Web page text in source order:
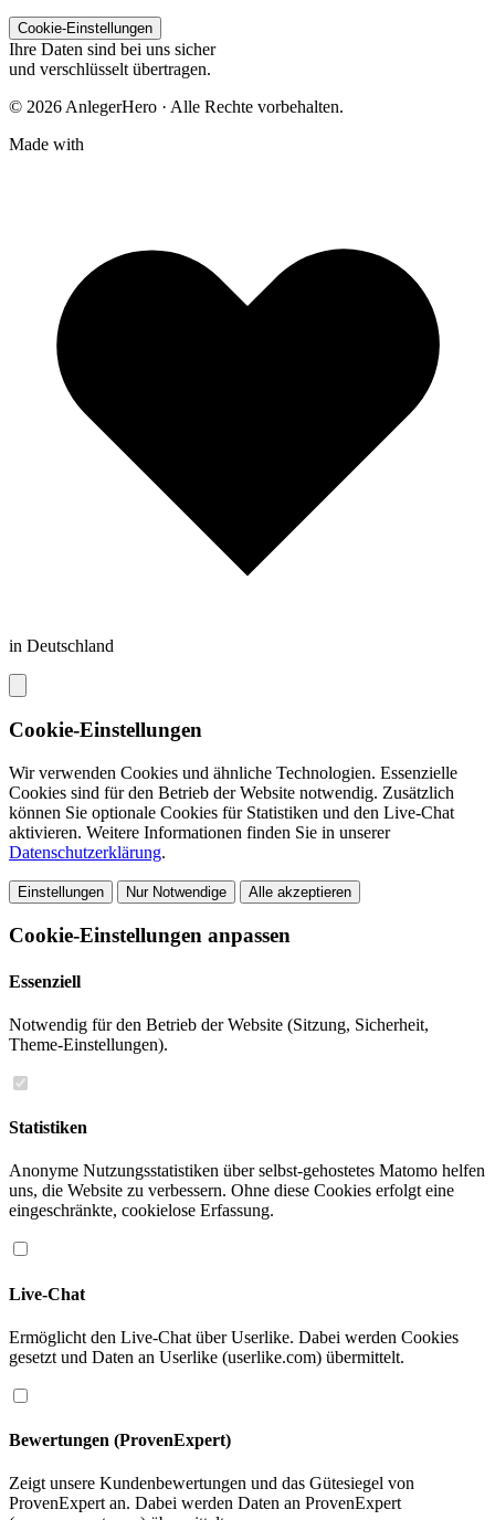
Cookie-Einstellungen
Ihre Daten sind bei uns sicher
und verschlüsselt übertragen.
© 2026 AnlegerHero · Alle Rechte vorbehalten.
Made with
in Deutschland
Cookie-Einstellungen
Wir verwenden Cookies und ähnliche Technologien. Essenzielle
Cookies sind für den Betrieb der Website notwendig. Zusätzlich
können Sie optionale Cookies für Statistiken und den Live-Chat
aktivieren. Weitere Informationen finden Sie in unserer
Datenschutzerklärung.
Einstellungen Nur Notwendige Alle akzeptieren
Cookie-Einstellungen anpassen
Essenziell
Notwendig für den Betrieb der Website (Sitzung, Sicherheit,
Theme-Einstellungen).
Statistiken
Anonyme Nutzungsstatistiken über selbst-gehostetes Matomo helfen
uns, die Website zu verbessern. Ohne diese Cookies erfolgt eine
eingeschränkte, cookielose Erfassung.
Live-Chat
Ermöglicht den Live-Chat über Userlike. Dabei werden Cookies
gesetzt und Daten an Userlike (userlike.com) übermittelt.
Bewertungen (ProvenExpert)
Zeigt unsere Kundenbewertungen und das Gütesiegel von
ProvenExpert an. Dabei werden Daten an ProvenExpert